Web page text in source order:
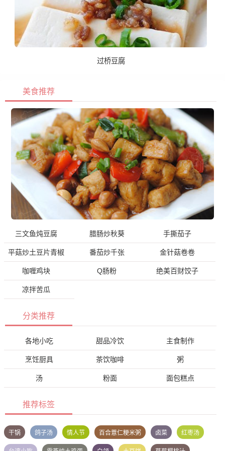
过桥豆腐
美食推荐
三文鱼炖豆腐 腊肠炒秋葵 手撕茄子
平菇炒土豆片青椒 番茄炒千张 金针菇卷卷
咖喱鸡块 Q肠粉 绝美百财饺子
凉拌苦瓜
分类推荐
各地小吃 甜品冷饮 主食制作
烹饪厨具 茶饮咖啡 粥
汤 粉面 面包糕点
推荐标签
干锅 鸽子汤 情人节 百合薏仁粳米粥 卤菜 红枣汤